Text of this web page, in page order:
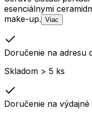
esenciálnymi
make-up. Viac
Doručenie na adresu
Skladom > 5 ks
Doručenie na